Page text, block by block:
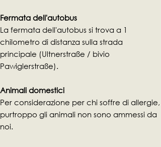
Fermata dell'autobus
La fermata dell'autobus si trova a 1
chilometro di distanza sulla strada
principale (Ultnerstraße / bivio
Pawiglerstraße).
Animali domestici
Per considerazione per chi soffre di allergie,
purtroppo gli animali non sono ammessi da
noi.